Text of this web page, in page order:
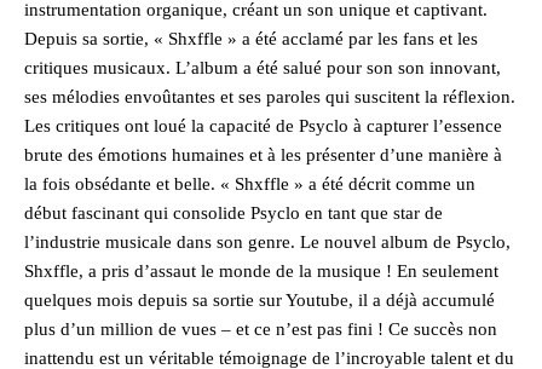
instrumentation organique, créant un son unique et captivant.
Depuis sa sortie, « Shxffle » a été acclamé par les fans et les
critiques musicaux. L’album a été salué pour son son innovant,
ses mélodies envoûtantes et ses paroles qui suscitent la réflexion.
Les critiques ont loué la capacité de Psyclo à capturer l’essence
brute des émotions humaines et à les présenter d’une manière à
la fois obsédante et belle. « Shxffle » a été décrit comme un
début fascinant qui consolide Psyclo en tant que star de
l’industrie musicale dans son genre. Le nouvel album de Psyclo,
Shxffle, a pris d’assaut le monde de la musique ! En seulement
quelques mois depuis sa sortie sur Youtube, il a déjà accumulé
plus d’un million de vues – et ce n’est pas fini ! Ce succès non
inattendu est un véritable témoignage de l’incroyable talent et du